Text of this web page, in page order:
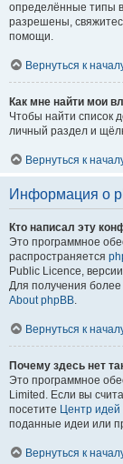
определённые типы
разрешены,
помощи.
Вернуться к
Как мне найти мои
Чтобы найти список
личный раздел и
Вернуться к
Информация о
Кто написал эту
Это программное
распространяется
Public Licence,
Для получения
About phpBB.
Вернуться к
Почему здесь нет
Это программное
Limited. Если вы
посетите Центр идей
поданные идеи или
Вернуться к